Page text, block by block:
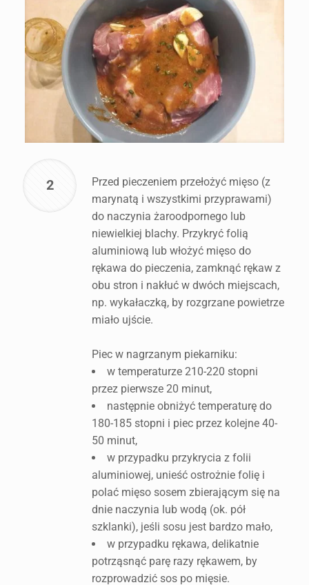
2
Przed pieczeniem przełożyć mięso (z
marynatą i wszystkimi przyprawami)
do naczynia żaroodpornego lub
niewielkiej blachy. Przykryć folią
aluminiową lub włożyć mięso do
rękawa do pieczenia, zamknąć rękaw z
obu stron i nakłuć w dwóch miejscach,
np. wykałaczką, by rozgrzane powietrze
miało ujście.
Piec w nagrzanym piekarniku:
w temperaturze 210-220 stopni
przez pierwsze 20 minut,
następnie obniżyć temperaturę do
180-185 stopni i piec przez kolejne 40-
50 minut,
w przypadku przykrycia z folii
aluminiowej, unieść ostrożnie folię i
polać mięso sosem zbierającym się na
dnie naczynia lub wodą (ok. pół
szklanki), jeśli sosu jest bardzo mało,
w przypadku rękawa, delikatnie
potrząsnąć parę razy rękawem, by
rozprowadzić sos po mięsie.